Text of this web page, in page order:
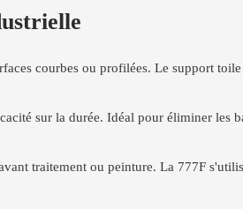
courbes ou profilées. Le support
sur la durée. Idéal pour éliminer les
traitement ou peinture. La 777F